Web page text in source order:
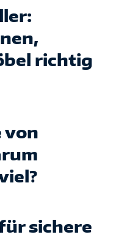
richtig
von
sichere